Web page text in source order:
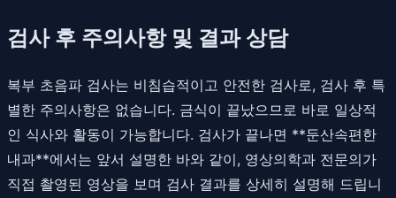
검사 후 주의사항 및 결과 상담
복부 초음파 검사는 비침습적이고 안전한 검사로, 검사 후 특
별한 주의사항은 없습니다. 금식이 끝났으므로 바로 일상적
인 식사와 활동이 가능합니다. 검사가 끝나면 **둔산속편한
내과**에서는 앞서 설명한 바와 같이, 영상의학과 전문의가
직접 촬영된 영상을 보며 검사 결과를 상세히 설명해 드립니